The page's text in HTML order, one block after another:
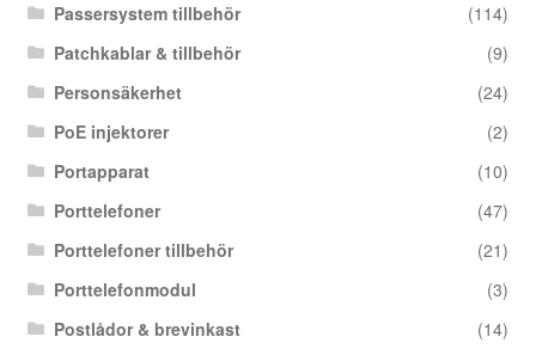
Passersystem tillbehör
(114)
Patchkablar & tillbehör
(9)
Personsäkerhet
(24)
PoE injektorer
(2)
Portapparat
(10)
Porttelefoner
(47)
Porttelefoner tillbehör
(21)
Porttelefonmodul
(3)
Postlådor & brevinkast
(14)